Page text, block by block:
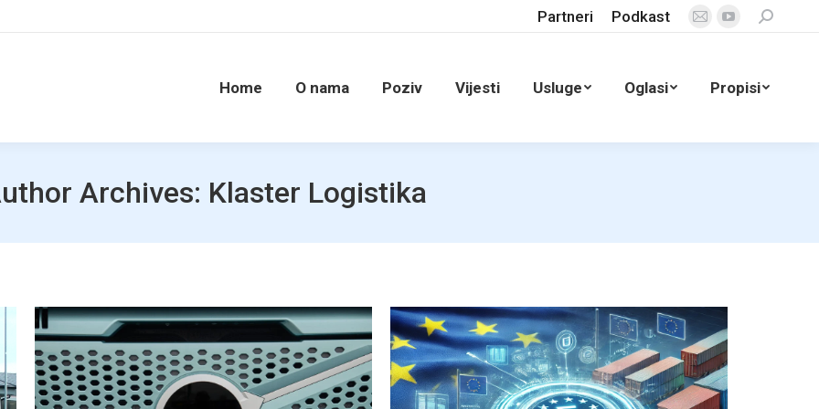
Partneri Podkast
Mail
window
YouTube
in
window
Search:
Home O nama Poziv Vijesti Usluge Oglasi Propisi
Archives: Klaster Logistika